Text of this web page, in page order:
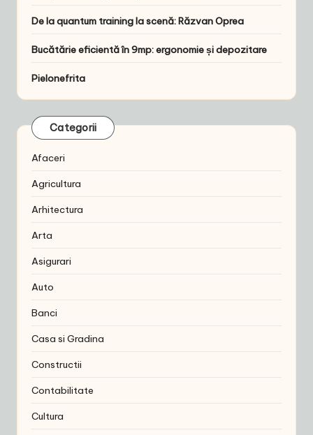
De la quantum training la scenă: Răzvan Oprea
Bucătărie eficientă în 9mp: ergonomie și depozitare
Pielonefrita
Categorii
Afaceri
Agricultura
Arhitectura
Arta
Asigurari
Auto
Banci
Casa si Gradina
Constructii
Contabilitate
Cultura